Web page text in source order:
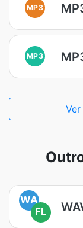
MP3
MP3
WA
FL